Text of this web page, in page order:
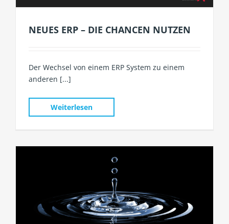
NEUES ERP – DIE CHANCEN NUTZEN
Der Wechsel von einem ERP System zu einem
anderen [...]
Weiterlesen